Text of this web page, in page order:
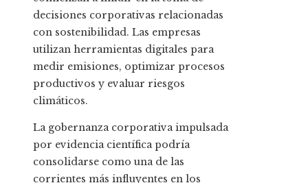
decisiones corporativas relacionadas
con sostenibilidad. Las empresas
utilizan herramientas digitales para
medir emisiones, optimizar procesos
productivos y evaluar riesgos
climáticos.
La gobernanza corporativa impulsada
por evidencia científica podría
consolidarse como una de las
corrientes más influyentes en los